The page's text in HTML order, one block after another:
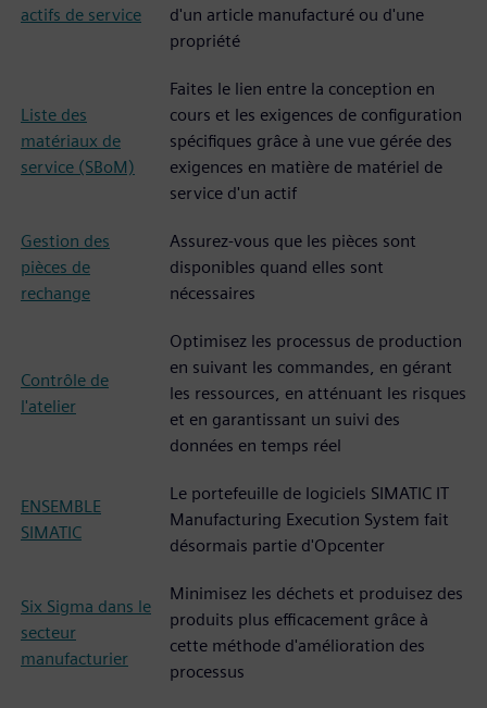
actifs de service
d'un article manufacturé ou d'une
propriété
Liste des
matériaux de
service (SBoM)
Faites le lien entre la conception en
cours et les exigences de configuration
spécifiques grâce à une vue gérée des
exigences en matière de matériel de
service d'un actif
Gestion des
pièces de
rechange
Assurez-vous que les pièces sont
disponibles quand elles sont
nécessaires
Contrôle de
l'atelier
Optimisez les processus de production
en suivant les commandes, en gérant
les ressources, en atténuant les risques
et en garantissant un suivi des
données en temps réel
ENSEMBLE
SIMATIC
Le portefeuille de logiciels SIMATIC IT
Manufacturing Execution System fait
désormais partie d'Opcenter
Six Sigma dans le
secteur
manufacturier
Minimisez les déchets et produisez des
produits plus efficacement grâce à
cette méthode d'amélioration des
processus